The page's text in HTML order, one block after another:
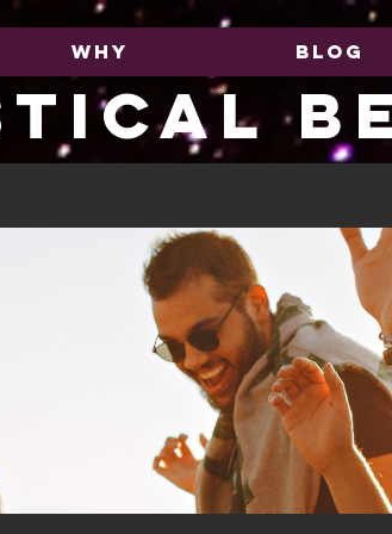
WHY BLOG